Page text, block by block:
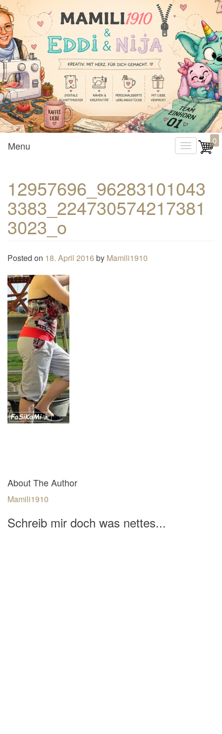
Mamili1910
T
g
l
e
Menu 0
12957696_96283101043
3383_224730574217381
3023_o
Posted on 18. April 2016 by Mamili1910
About The Author
Mamili1910
Schreib mir doch was nettes...